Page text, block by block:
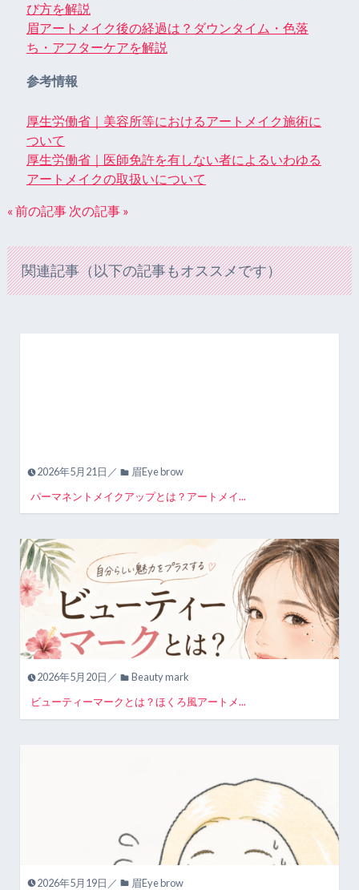
び方を解説
眉アートメイク後の経過は？ダウンタイム・色落
ち・アフターケアを解説
参考情報
厚生労働省｜美容所等におけるアートメイク施術に
ついて
厚生労働省｜医師免許を有しない者によるいわゆる
アートメイクの取扱いについて
« 前の記事 次の記事 »
関連記事（以下の記事もオススメです）
2026年5月21日／
眉Eye brow
パーマネントメイクアップとは？アートメイ...
2026年5月20日／
Beauty mark
ビューティーマークとは？ほくろ風アートメ...
2026年5月19日／
眉Eye brow